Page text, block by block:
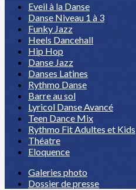
Eveil à la Danse
Danse Niveau 1 à 3
Funky Jazz
Heels Dancehall
Hip Hop
Danse Jazz
Danses Latines
Rythmo Danse
Barre au sol
Lyricol Danse Avancé
Teen Dance Mix
Rythmo Fit Adultes et Kids
Théatre
Eloquence
Galeries photo
Dossier de presse